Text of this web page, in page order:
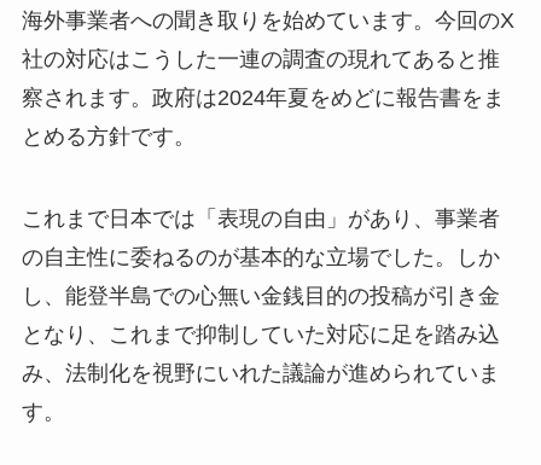
海外事業者への聞き取りを始めています。今回のX
社の対応はこうした一連の調査の現れてあると推
察されます。政府は2024年夏をめどに報告書をま
とめる方針です。
これまで日本では「表現の自由」があり、事業者
の自主性に委ねるのが基本的な立場でした。しか
し、能登半島での心無い金銭目的の投稿が引き金
となり、これまで抑制していた対応に足を踏み込
み、法制化を視野にいれた議論が進められていま
す。